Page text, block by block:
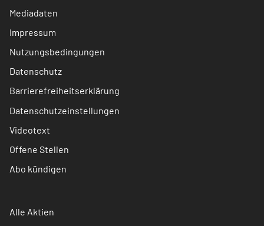
Mediadaten
Impressum
Nutzungsbedingungen
Datenschutz
Barrierefreiheitserklärung
Datenschutzeinstellungen
Videotext
Offene Stellen
Abo kündigen
Alle Aktien